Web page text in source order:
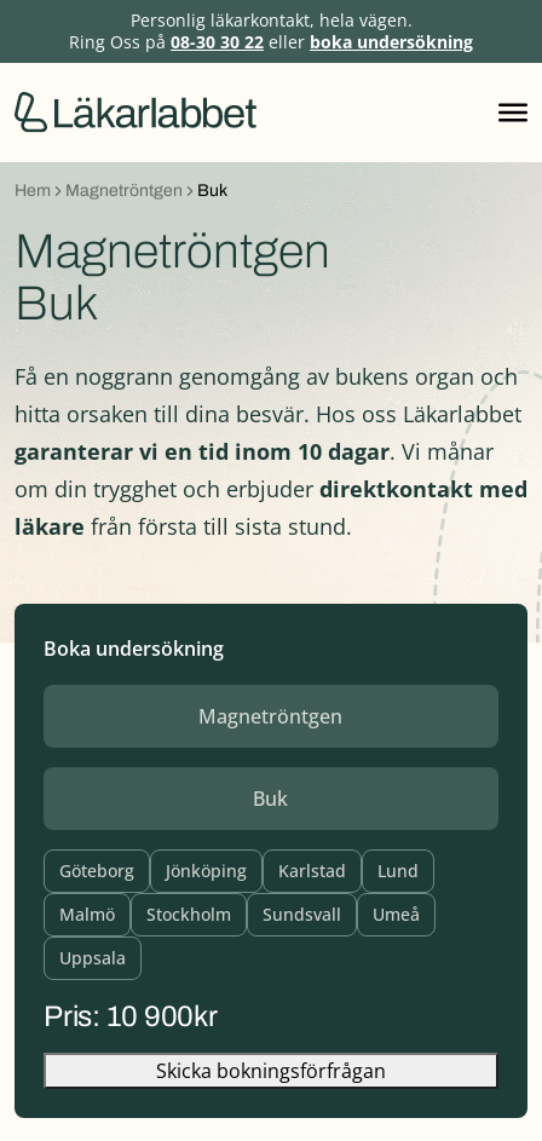
till
innehåll
Personlig läkarkontakt, hela vägen.
Ring Oss på 08-30 30 22 eller boka undersökning
Hem Magnetröntgen Buk
Magnetröntgen
Buk
Få en noggrann genomgång av bukens organ och
hitta orsaken till dina besvär. Hos oss Läkarlabbet
garanterar vi en tid inom 10 dagar. Vi månar
om din trygghet och erbjuder direktkontakt med
läkare från första till sista stund.
Boka undersökning
Parent
Name
Göteborg
Jönköping Karlstad
Lund
Malmö
Stockholm Sundsvall
Umeå
Uppsala
Skicka bokningsförfrågan